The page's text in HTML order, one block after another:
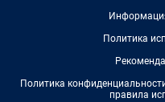
Политика
Политика
правила